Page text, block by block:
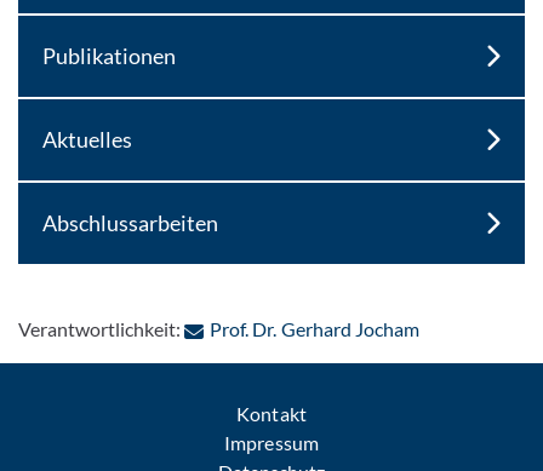
Publikationen
Aktuelles
Abschlussarbeiten
Verantwortlichkeit: Prof. Dr. Gerhard Jocham: Per E-Mail
Kontakt
Impressum